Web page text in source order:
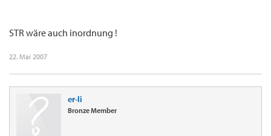
STR wäre auch inordnung !
22. Mai 2007
er-li
Bronze Member